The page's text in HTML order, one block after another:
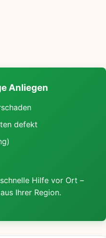
Anliegen
defekt
Hilfe vor Ort –
Ihrer Region.